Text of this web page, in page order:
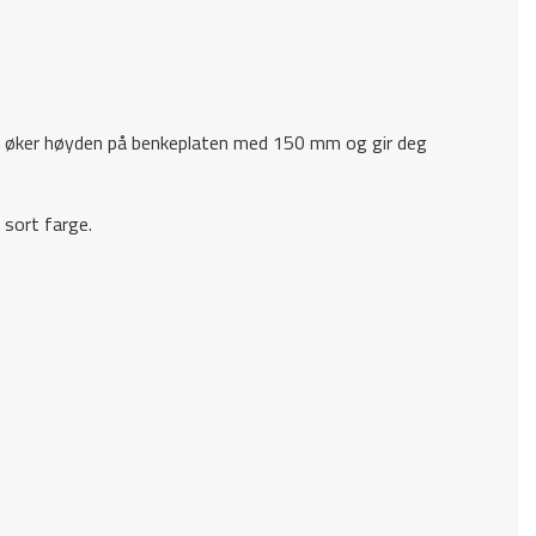
høyden på benkeplaten med 150 mm og gir deg
sort farge.